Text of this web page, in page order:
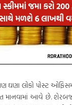
લોકો પોસ્ટ
માનવામાં આવે છે.